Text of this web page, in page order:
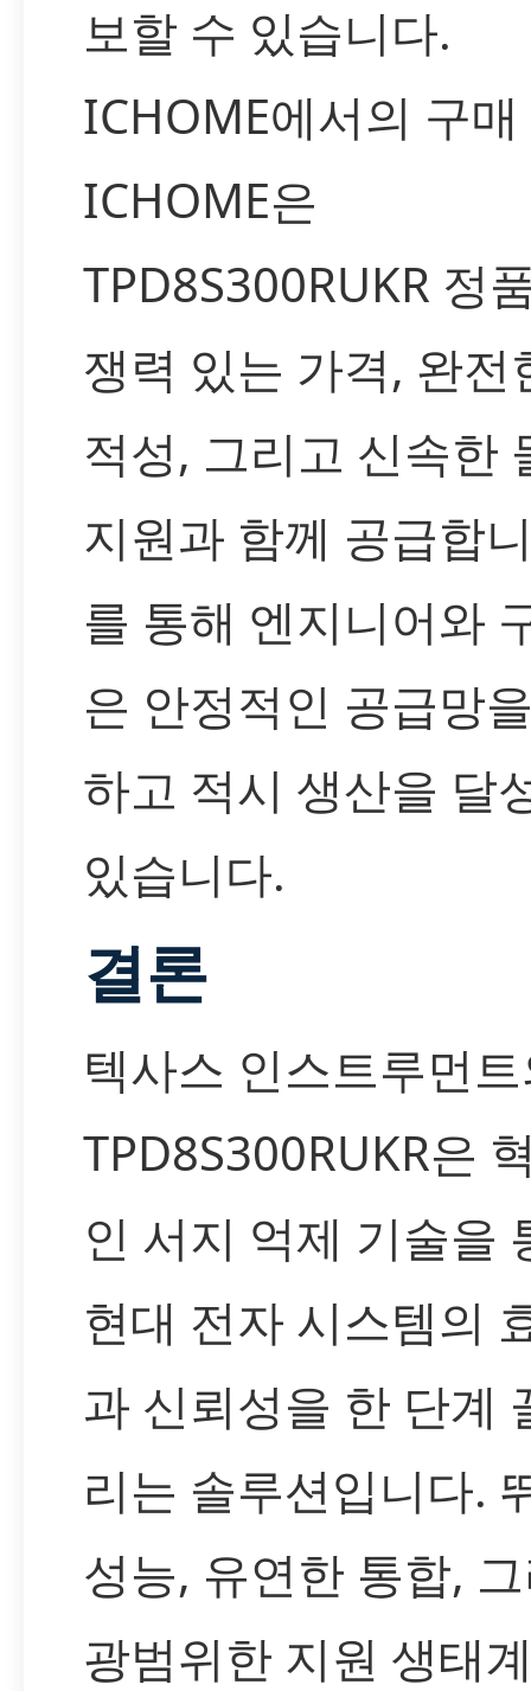
보할 수 있습니다.
ICHOME에서의 구
ICHOME은
TPD8S300RUKR 정
쟁력 있는 가격, 완전
적성, 그리고 신속한
지원과 함께 공급합
를 통해 엔지니어와
은 안정적인 공급망
하고 적시 생산을 달
있습니다.
결론
텍사스 인스트루먼
TPD8S300RUKR은
인 서지 억제 기술을
현대 전자 시스템의
과 신뢰성을 한 단계
리는 솔루션입니다.
성능, 유연한 통합,
광범위한 지원 생태